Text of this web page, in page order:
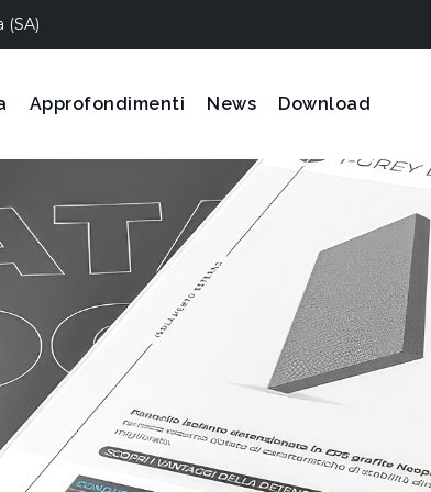
(SA)
Approfondimenti News Download